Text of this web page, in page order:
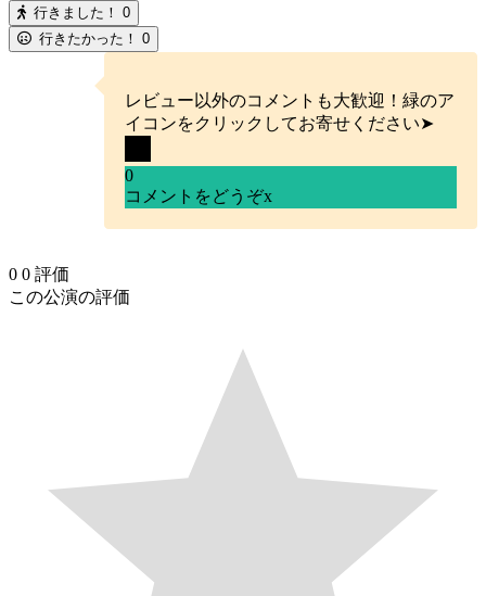
行きました！ 0
行きたかった！ 0
レビュー以外のコメントも大歓迎！緑のア
イコンをクリックしてお寄せください➤
0
コメントをどうぞx
0 0 評価
この公演の評価